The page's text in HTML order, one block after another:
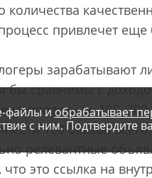
количества
привлечет
зарабатывают
бы сравнимы с
продать за 100,
100 баксов
релевантные
это ссылка на
файлы и обрабатывает
с ним. Подтвердите